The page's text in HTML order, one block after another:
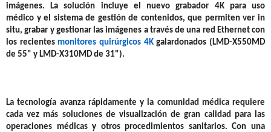
imágenes. La solución incluye el nuevograbador 4K para uso
médico y el sistema de gestión de contenidos, que permiten ver in
situ, grabar y gestionar las imágenes a través de una red Ethernet con
los recientes monitores quirúrgicos 4Kgalardonados (LMD-X550MD
de 55" y LMD-X310MD de 31").
La tecnología avanza rápidamente y la comunidad médica requiere
cada vez más soluciones de visualización de gran calidad para las
operaciones médicas y otros procedimientos sanitarios. Con una